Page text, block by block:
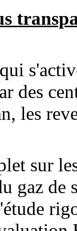
des
les
sur
gaz de